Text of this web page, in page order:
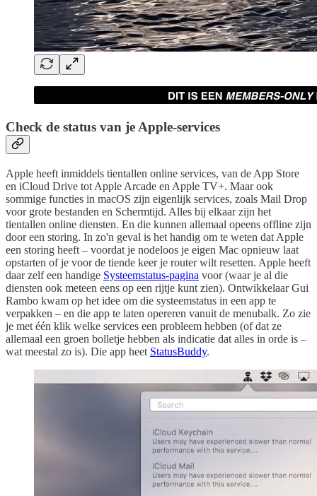
Check de status van je Apple-services
Apple heeft inmiddels tientallen online services, van de App Store
en iCloud Drive tot Apple Arcade en Apple TV+. Maar ook
sommige functies in macOS zijn eigenlijk services, zoals Mail Drop
voor grote bestanden en Schermtijd. Alles bij elkaar zijn het
tientallen online diensten. En die kunnen allemaal opeens offline zijn
door een storing. In zo'n geval is het handig om te weten dat Apple
een storing heeft – voordat je nodeloos je eigen Mac opnieuw laat
opstarten of je voor de tiende keer je router wilt resetten. Apple heeft
daar zelf een handige Systeemstatus-pagina voor (waar je al die
diensten ook meteen eens op een rijtje kunt zien). Ontwikkelaar Gui
Rambo kwam op het idee om die systeemstatus in een app te
verpakken – en die app te laten opereren vanuit de menubalk. Zo zie
je met één klik welke services een probleem hebben (of dat ze
allemaal een groen bolletje hebben als indicatie dat alles in orde is –
wat meestal zo is). Die app heet StatusBuddy.